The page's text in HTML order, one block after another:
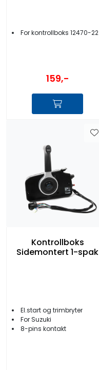
For kontrollboks 12470-22
159,-
Kontrollboks
Sidemontert 1-spak
El.start og trimbryter
For Suzuki
8-pins kontakt